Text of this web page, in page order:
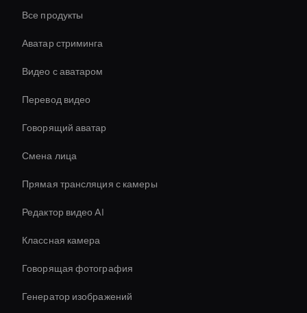
Все продукты
Аватар стриминга
Видео с аватаром
Перевод видео
Говорящий аватар
Смена лица
Прямая трансляция с камеры
Редактор видео AI
Классная камера
Говорящая фотография
Генератор изображений